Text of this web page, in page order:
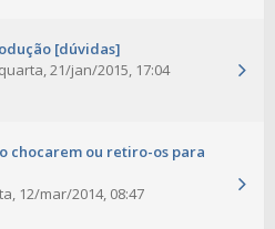
[dúvidas]
quarta, 21/jan/2015, 17:04
chocarem ou retiro-os para
12/mar/2014, 08:47